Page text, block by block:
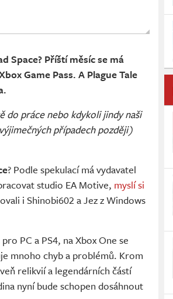
Space? Příští měsíc se má
Game Pass. A Plague Tale
do práce nebo kdykoli jindy naši
případech později)
? Podle spekulací má vydavatel
studio EA Motive, myslí si
i Shinobi602 a Jez z Windows
PC a PS4, na Xbox One se
mnoho chyb a problémů. Krom
relikvií a legendárních částí
nyní bude schopen dosáhnout